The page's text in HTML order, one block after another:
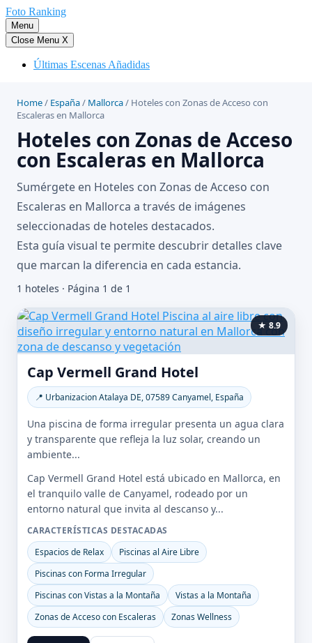
Saltar
al
contenido
Foto Ranking
Menu
Close Menu X
Últimas Escenas Añadidas
Home/ España/ Mallorca/ Hoteles con Zonas de Acceso con
Escaleras en Mallorca
Hoteles con Zonas de Acceso
con Escaleras en Mallorca
Sumérgete en Hoteles con Zonas de Acceso con
Escaleras en Mallorca a través de imágenes
seleccionadas de hoteles destacados.
Esta guía visual te permite descubrir detalles clave
que marcan la diferencia en cada estancia.
1 hoteles · Página 1 de 1
★ 8.9
Cap Vermell Grand Hotel
📍 Urbanizacion Atalaya DE, 07589 Canyamel, España
Una piscina de forma irregular presenta un agua clara
y transparente que refleja la luz solar, creando un
ambiente...
Cap Vermell Grand Hotel está ubicado en Mallorca, en
el tranquilo valle de Canyamel, rodeado por un
entorno natural que invita al descanso y...
CARACTERÍSTICAS DESTACADAS
Espacios de Relax
Piscinas al Aire Libre
Piscinas con Forma Irregular
Piscinas con Vistas a la Montaña
Vistas a la Montaña
Zonas de Acceso con Escaleras
Zonas Wellness